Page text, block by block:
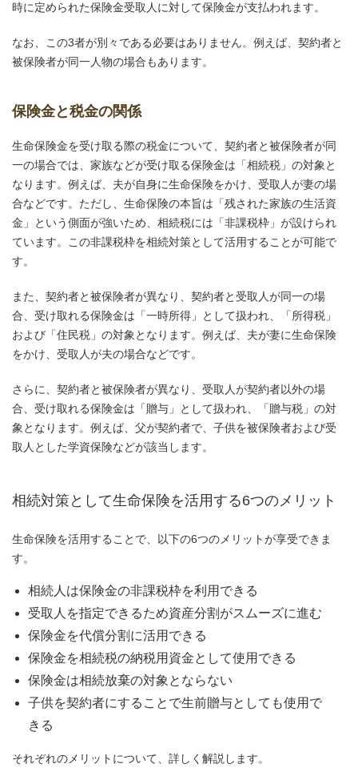
時に定められた保険金受取人に対して保険金が支払われます。
なお、この3者が別々である必要はありません。例えば、契約者と
被保険者が同一人物の場合もあります。
保険金と税金の関係
生命保険金を受け取る際の税金について、契約者と被保険者が同
一の場合では、家族などが受け取る保険金は「相続税」の対象と
なります。例えば、夫が自身に生命保険をかけ、受取人が妻の場
合などです。ただし、生命保険の本旨は「残された家族の生活資
金」という側面が強いため、相続税には「非課税枠」が設けられ
ています。この非課税枠を相続対策として活用することが可能で
す。
また、契約者と被保険者が異なり、契約者と受取人が同一の場
合、受け取れる保険金は「一時所得」として扱われ、「所得税」
および「住民税」の対象となります。例えば、夫が妻に生命保険
をかけ、受取人が夫の場合などです。
さらに、契約者と被保険者が異なり、受取人が契約者以外の場
合、受け取れる保険金は「贈与」として扱われ、「贈与税」の対
象となります。例えば、父が契約者で、子供を被保険者および受
取人とした学資保険などが該当します。
相続対策として生命保険を活用する6つのメリット
生命保険を活用することで、以下の6つのメリットが享受できま
す。
相続人は保険金の非課税枠を利用できる
受取人を指定できるため資産分割がスムーズに進む
保険金を代償分割に活用できる
保険金を相続税の納税用資金として使用できる
保険金は相続放棄の対象とならない
子供を契約者にすることで生前贈与としても使用で
きる
それぞれのメリットについて、詳しく解説します。